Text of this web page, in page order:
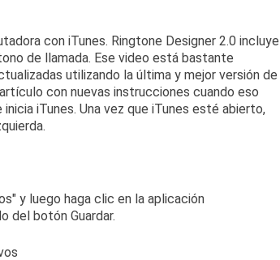
con iTunes. Ringtone Designer 2.0 incluye
de llamada. Ese video está bastante
utilizando la última y mejor versión de
con nuevas instrucciones cuando eso
iTunes. Una vez que iTunes esté abierto,
y luego haga clic en la aplicación
del botón Guardar.